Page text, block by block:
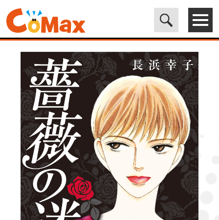
電子書籍マンガ CoMax(コマックス)公式サイト - 株式会社ICE>
LEGEND> 薔薇の迷宮 ～義兄の死、姉の失踪、妹が探し求める真実
～ (3)